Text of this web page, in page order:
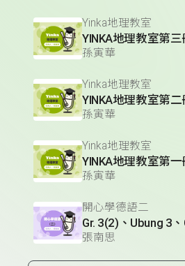
Yinka地理教室
YINKA地理教室第
孫寅華
Yinka地理教室
YINKA地理教室第
孫寅華
Yinka地理教室
YINKA地理教室第
孫寅華
開心學德語二
Gr. 3(2)、Ubung 3
張南思